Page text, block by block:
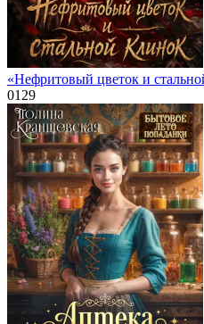
«Нефритовый цветок и
0129